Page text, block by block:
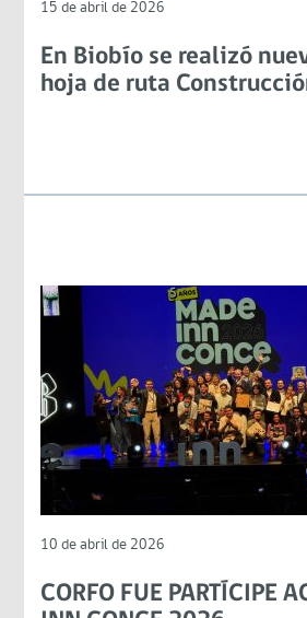
15 de abril de 2026
En Biobío se realizó
hoja de ruta
10 de abril de 2026
CORFO FUE PARTÍCIPE